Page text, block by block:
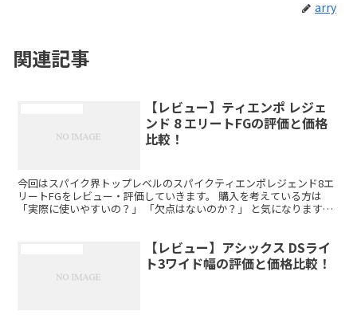
arry
関連記事
【レビュー】ティエンポ レジェ
ンド 8 エリートFGの評価と価格
比較！
今回はスパイク界トップレベルのスパイクティエンポレジェンド8エ
リートFGをレビュー・評価していきます。 購入を考えている方は
「実際に使いやすいの？」 「欠点はないのか？」 と気になりますよ
【レビュー】アシックス DSライ
ト3ワイド幅の評価と価格比較！